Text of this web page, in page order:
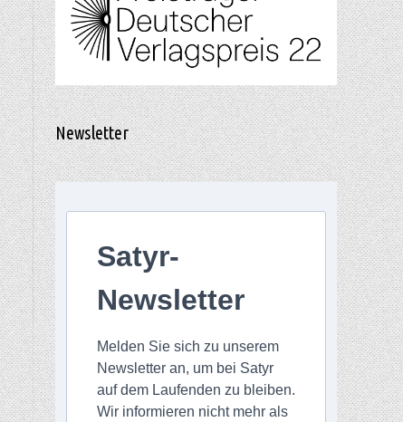
Newsletter
Satyr-
Newsletter
Melden Sie sich zu unserem
Newsletter an, um bei Satyr
auf dem Laufenden zu bleiben.
Wir informieren nicht mehr als